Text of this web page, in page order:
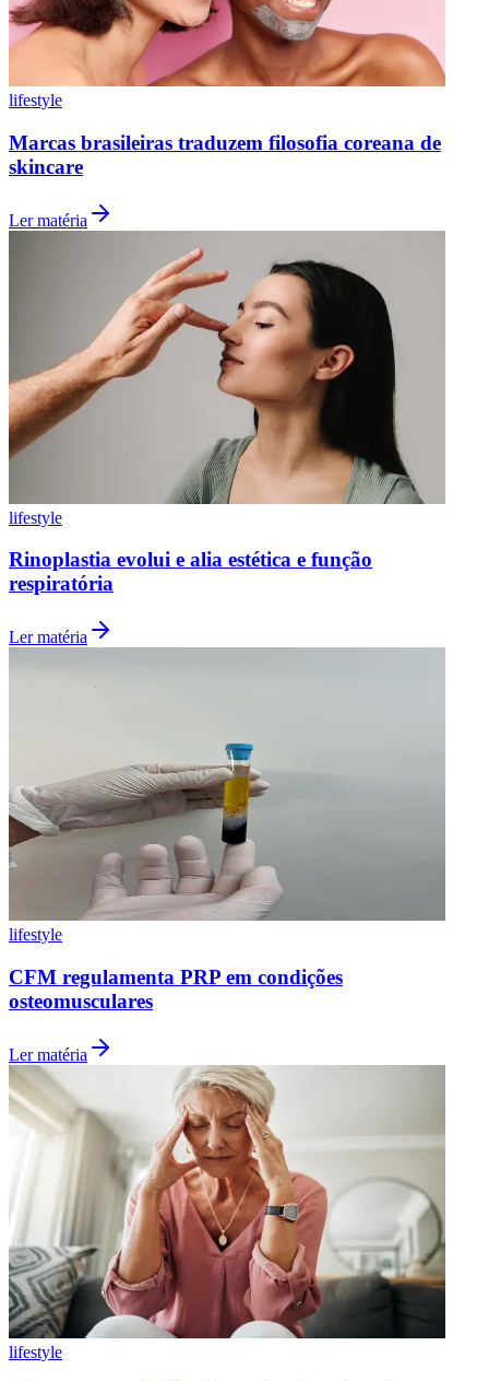
Internacional
Cruzeiro
lifestyle
Marcas brasileiras traduzem filosofia coreana de
skincare
Ler matéria
lifestyle
Rinoplastia evolui e alia estética e função
respiratória
Ler matéria
lifestyle
CFM regulamenta PRP em condições
osteomusculares
Ler matéria
lifestyle